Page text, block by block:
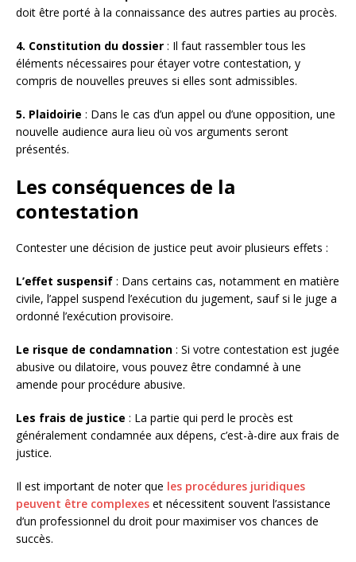
doit être porté à la connaissance des autres parties au procès.
4. Constitution du dossier : Il faut rassembler tous les
éléments nécessaires pour étayer votre contestation, y
compris de nouvelles preuves si elles sont admissibles.
5. Plaidoirie : Dans le cas d’un appel ou d’une opposition, une
nouvelle audience aura lieu où vos arguments seront
présentés.
Les conséquences de la
contestation
Contester une décision de justice peut avoir plusieurs effets :
L’effet suspensif : Dans certains cas, notamment en matière
civile, l’appel suspend l’exécution du jugement, sauf si le juge a
ordonné l’exécution provisoire.
Le risque de condamnation : Si votre contestation est jugée
abusive ou dilatoire, vous pouvez être condamné à une
amende pour procédure abusive.
Les frais de justice : La partie qui perd le procès est
généralement condamnée aux dépens, c’est-à-dire aux frais de
justice.
Il est important de noter que les procédures juridiques
peuvent être complexes et nécessitent souvent l’assistance
d’un professionnel du droit pour maximiser vos chances de
succès.